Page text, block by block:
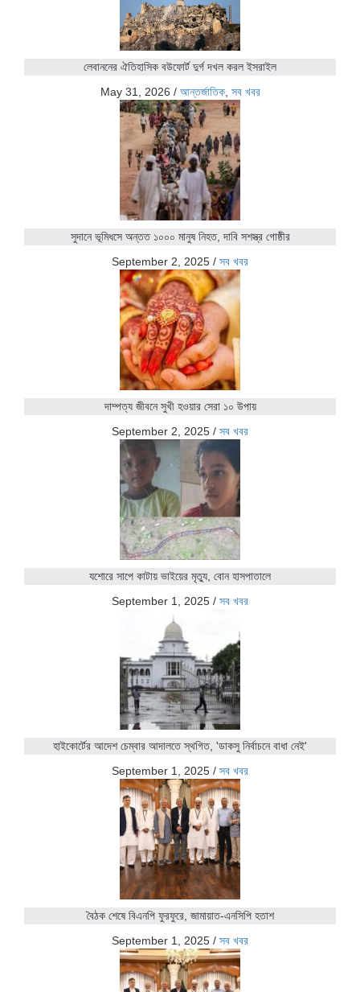
লেবাননের ঐতিহাসিক বউফোর্ট দুর্গ দখল করল ইসরাইল
May 31, 2026 / আন্তর্জাতিক, সব খবর
সুদানে ভূমিধসে অন্তত ১০০০ মানুষ নিহত, দাবি সশস্ত্র গোষ্ঠীর
September 2, 2025 / সব খবর
দাম্পত্য জীবনে সুখী হওয়ার সেরা ১০ উপায়
September 2, 2025 / সব খবর
যশোরে সাপে কাটায় ভাইয়ের মৃত্যু, বোন হাসপাতালে
September 1, 2025 / সব খবর
হাইকোর্টের আদেশ চেম্বার আদালতে স্থগিত, 'ডাকসু নির্বাচনে বাধা নেই'
September 1, 2025 / সব খবর
বৈঠক শেষে বিএনপি ফুরফুরে, জামায়াত-এনসিপি হতাশ
September 1, 2025 / সব খবর